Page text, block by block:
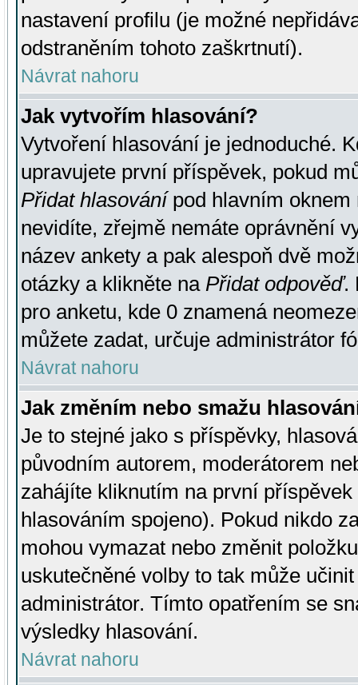
nastavení profilu (je možné
odstraněním tohoto zaškrtnutí).
Návrat nahoru
Jak vytvořím hlasování?
Vytvoření hlasování je jednoduché.
upravujete první příspěvek, pokud
Přidat hlasovánípod hlavním oknem
nevidíte, zřejmě nemáte oprávnění
název ankety a pak alespoň dvě
otázky a klikněte na Přidat odpověď.
pro anketu, kde 0 znamená
můžete zadat, určuje administrátor
Návrat nahoru
Jak změním nebo smažu
Je to stejné jako s příspěvky,
původním autorem, moderátorem
zahájíte kliknutím na první
hlasováním spojeno). Pokud nikdo
mohou vymazat nebo změnit
uskutečněné volby to tak může
administrátor. Tímto opatřením se
výsledky hlasování.
Návrat nahoru